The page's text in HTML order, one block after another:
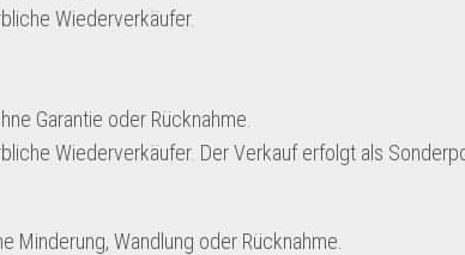
Wiederverkäufer.
Garantie oder Rücknahme.
Wiederverkäufer. Der Verkauf erfolgt als
Wandlung oder Rücknahme.